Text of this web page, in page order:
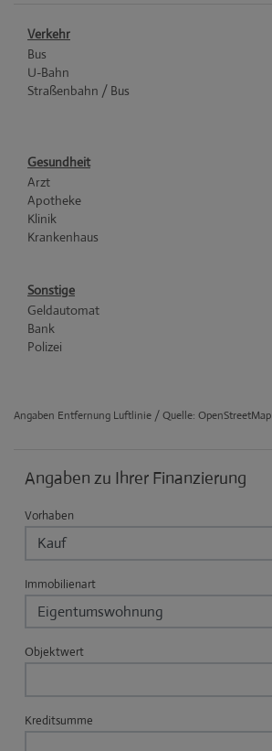
Verkehr
Bus
U-Bahn
Straßenbahn / Bus
Gesundheit
Arzt
Apotheke
Klinik
Krankenhaus
Sonstige
Geldautomat
Bank
Polizei
Angaben Entfernung Luftlinie / Quelle: OpenStreetMap